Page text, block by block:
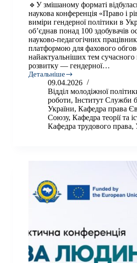
🔹У змішаному форматі
наукова конференція «Право і
виміри гендерної політики в
об’єднав понад 100 здобувачів
науково-педагогічних
платформою для фахового
найактуальніших тем сучасного
розвитку — гендерної…
Детальніше
Відбулась
Студентська
наукова
конференція
«Право
Україні»
09.04.2026
Відділ молодіжної
роботи, Інститут Служби
України, Кафедра права
Союзу, Кафедра теорії та
Кафедра трудового права,